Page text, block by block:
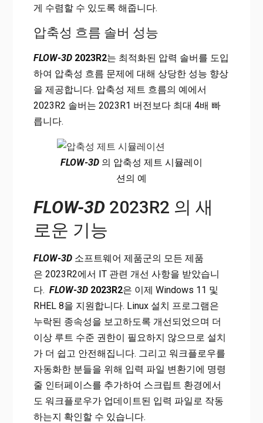
게 수렴할 수 있도록 해줍니다.
압축성 흐름 솔버 성능
FLOW-3D 2023R2는 최적화된 압력 솔버를 도입
하여 압축성 흐름 문제에 대해 상당한 성능 향상
을 제공합니다. 압축성 제트 흐름의 예에서
2023R2 솔버는 2023R1 버전보다 최대 4배 빠
릅니다.
FLOW-3D의 압축성 제트 시뮬레이
션의 예
FLOW-3D2023R2 의 새
로운 기능
FLOW-3D소프트웨어 제품군의 모든 제품
은 2023R2에서 IT 관련 개선 사항을 받았습니
다. FLOW-3D2023R2은 이제 Windows 11 및
RHEL 8을 지원합니다. Linux 설치 프로그램은
누락된 종속성을 보고하도록 개선되었으며 더
이상 루트 수준 권한이 필요하지 않으므로 설치
가 더 쉽고 안전해집니다. 그리고 워크플로우를
자동화한 분들을 위해 입력 파일 변환기에 명령
줄 인터페이스를 추가하여 스크립트 환경에서
도 워크플로우가 업데이트된 입력 파일로 작동
하는지 확인할 수 있습니다.